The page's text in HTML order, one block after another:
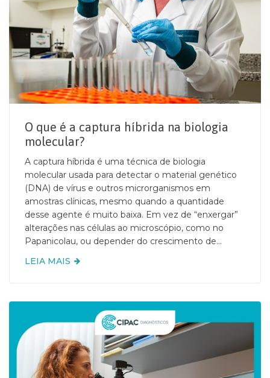
O que é a captura híbrida na biologia
molecular?
A captura híbrida é uma técnica de biologia
molecular usada para detectar o material genético
(DNA) de vírus e outros microrganismos em
amostras clínicas, mesmo quando a quantidade
desse agente é muito baixa. Em vez de “enxergar”
alterações nas células ao microscópio, como no
Papanicolau, ou depender do crescimento de...
LEIA MAIS